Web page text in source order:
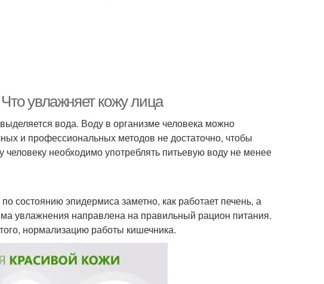
увлажняет кожу лица
вода. Воду в организме человека можно
и профессиональных методов не достаточно, чтобы
необходимо употреблять питьевую воду не менее
состоянию эпидермиса заметно, как работает печень, а
увлажнения направлена на правильный рацион питания.
нормализацию работы кишечника.